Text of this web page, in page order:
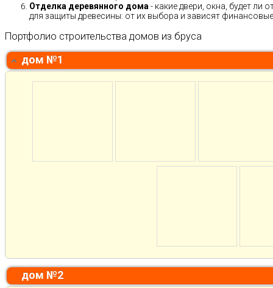
Отделка деревянного дома - какие двери, окна, будет
для защиты древесины: от их выбора и зависят
Портфолио строительства домов из бруса
дом №1
дом №2